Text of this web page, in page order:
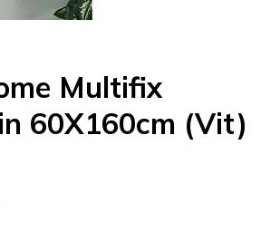
Multifix
60X160cm (Vit)